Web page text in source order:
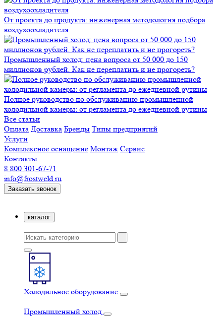
От проекта до продукта: инженерная методология подбора
воздухоохладителя
Промышленный холод: цена вопроса от 50 000 до 150
миллионов рублей. Как не переплатить и не прогореть?
Полное руководство по обслуживанию промышленной
холодильной камеры: от регламента до ежедневной рутины
Все статьи
Оплата Доставка Бренды Типы предприятий
Услуги
Комплексное оснащение Монтаж Сервис
Контакты
8 800 301-67-71
info@frostweld.ru
Заказать звонок
каталог
Холодильное оборудование
Промышленный холод